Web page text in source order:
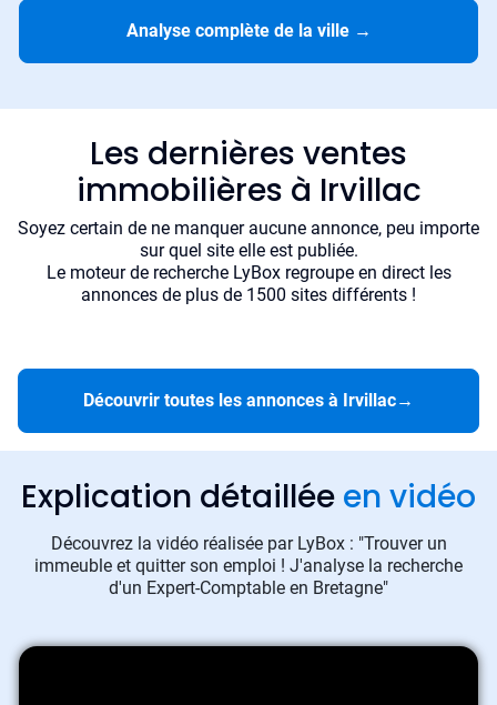
Analyse complète de la ville →
Les dernières ventes
immobilières à Irvillac
Soyez certain de ne manquer aucune annonce, peu importe
sur quel site elle est publiée.
Le moteur de recherche LyBox regroupe en direct les
annonces de plus de 1500 sites différents !
Découvrir toutes les annonces à Irvillac→
Explication détaillée en vidéo
Découvrez la vidéo réalisée par LyBox : "Trouver un
immeuble et quitter son emploi ! J'analyse la recherche
d'un Expert-Comptable en Bretagne"